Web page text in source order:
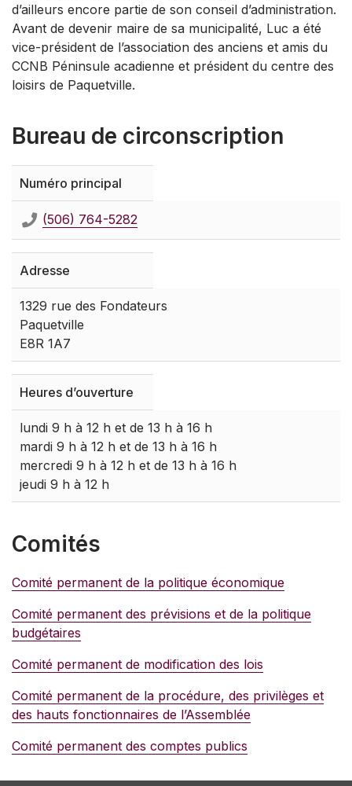
d’ailleurs encore partie de son conseil d’administration.
Avant de devenir maire de sa municipalité, Luc a été
vice-président de l’association des anciens et amis du
CCNB Péninsule acadienne et président du centre des
loisirs de Paquetville.
Bureau de circonscription
Numéro principal
(506) 764-5282
Adresse
1329 rue des Fondateurs
Paquetville
E8R 1A7
Heures d’ouverture
lundi 9 h à 12 h et de 13 h à 16 h
mardi 9 h à 12 h et de 13 h à 16 h
mercredi 9 h à 12 h et de 13 h à 16 h
jeudi 9 h à 12 h
Comités
Comité permanent de la politique économique
Comité permanent des prévisions et de la politique
budgétaires
Comité permanent de modification des lois
Comité permanent de la procédure, des privilèges et
des hauts fonctionnaires de l’Assemblée
Comité permanent des comptes publics